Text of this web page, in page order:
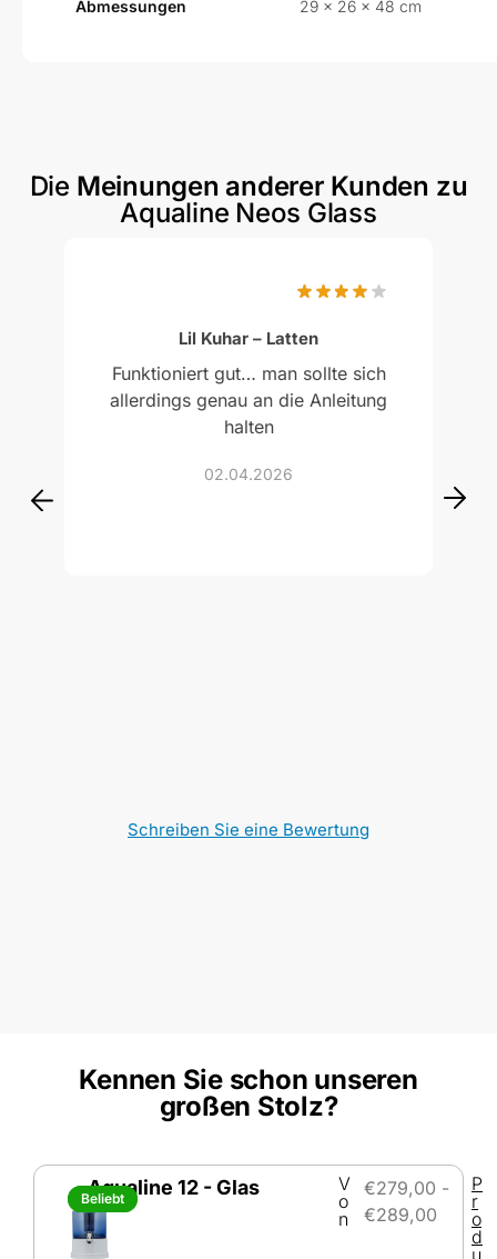
Abmessungen 29 × 26 × 48 cm
Die Meinungen anderer Kunden zu
Aqualine Neos Glass
Lil Kuhar – Latten
Funktioniert gut… man sollte sich
allerdings genau an die Anleitung
halten
02.04.2026
von 5 Punkten
Schreiben Sie eine Bewertung
Kennen Sie schon unseren
großen Stolz?
Beliebt
Beliebt
Aqualine 12 - Glas
V
o
n
€279,00 -
€289,00
P
r
o
d